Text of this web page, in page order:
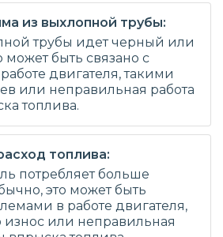
из выхлопной трубы:
трубы идет черный или
быть связано с
двигателя, такими
или неправильная работа
топлива.
топлива:
потребляет больше
это может быть
в работе двигателя,
износ или неправильная